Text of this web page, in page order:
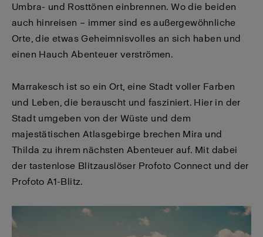
Umbra- und Rosttönen einbrennen. Wo die beiden
auch hinreisen – immer sind es außergewöhnliche
Orte, die etwas Geheimnisvolles an sich haben und
einen Hauch Abenteuer verströmen.
Marrakesch ist so ein Ort, eine Stadt voller Farben
und Leben, die berauscht und fasziniert. Hier in der
Stadt umgeben von der Wüste und dem
majestätischen Atlasgebirge brechen Mira und
Thilda zu ihrem nächsten Abenteuer auf. Mit dabei
der tastenlose Blitzauslöser Profoto Connect und der
Profoto A1-Blitz.